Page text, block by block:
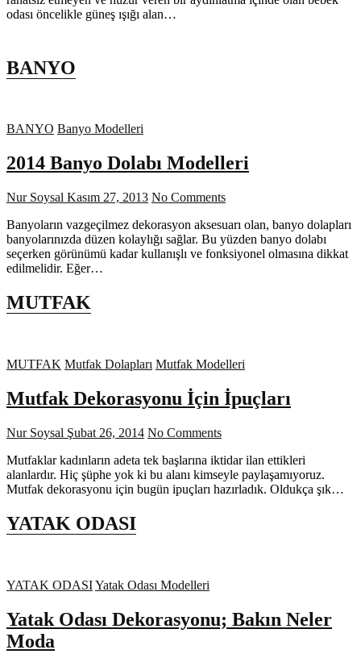
odası öncelikle güneş ışığı alan…
BANYO
BANYO Banyo Modelleri
2014 Banyo Dolabı Modelleri
Nur Soysal Kasım 27, 2013 No Comments
Banyoların vazgeçilmez dekorasyon aksesuarı olan, banyo dolapları
banyolarınızda düzen kolaylığı sağlar. Bu yüzden banyo dolabı
seçerken görünümü kadar kullanışlı ve fonksiyonel olmasına dikkat
edilmelidir. Eğer…
MUTFAK
MUTFAK Mutfak Dolapları Mutfak Modelleri
Mutfak Dekorasyonu İçin İpuçları
Nur Soysal Şubat 26, 2014 No Comments
Mutfaklar kadınların adeta tek başlarına iktidar ilan ettikleri
alanlardır. Hiç şüphe yok ki bu alanı kimseyle paylaşamıyoruz.
Mutfak dekorasyonu için bugün ipuçları hazırladık. Oldukça şık…
YATAK ODASI
YATAK ODASIYatak Odası Modelleri
Yatak Odası Dekorasyonu; Bakın Neler
Moda